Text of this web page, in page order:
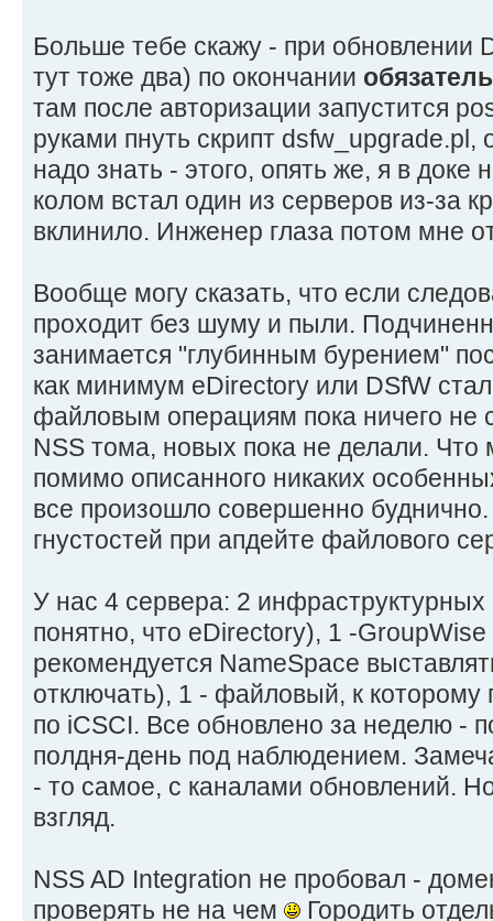
Больше тебе скажу - при обновлении
тут тоже два) по окончании
там после авторизации запустится
руками пнуть скрипт dsfw_upgrade.pl,
надо знать - этого, опять же, я в доке
колом встал один из серверов из-за
вклинило. Инженер глаза потом мне
Вообще могу сказать, что если
проходит без шуму и пыли.
занимается "глубинным бурением"
как минимум eDirectory или DSfW
файловым операциям пока ничего не
NSS тома, новых пока не делали. Что
помимо описанного никаких
все произошло совершенно
гнустостей при апдейте файлового
У нас 4 сервера: 2 инфраструктурных
понятно, что eDirectory), 1 -GroupWise
рекомендуется NameSpace
отключать), 1 - файловый, к
по iCSCI. Все обновлено за неделю -
полдня-день под наблюдением.
- то самое, с каналами обновлений.
взгляд.
NSS AD Integration не пробовал -
проверять не на чем
Городить